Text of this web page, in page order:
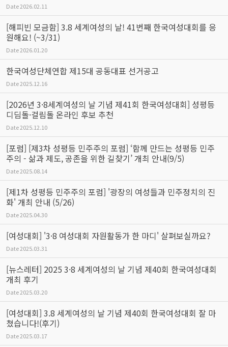
Date2026.02.11
[해피빈 모금함] 3.8 세계여성의 날! 41번째 한국여성대회를 응
원해요! (~3/31)
Date2026.01.20
한국여성단체연합 제15대 공동대표 선거공고
Date2025.12.16
[2026년 3·8세계여성의 날 기념 제41회 한국여성대회] 성평등
디딤돌·걸림돌 온라인 후보 추천
Date2025.12.10
[포럼] [제3차 성평등 민주주의 포럼] ‘함께 만드는 성평등 민주
주의 - 삶과 제도, 공존을 위한 길찾기’ 개최 안내(9/5)
Date2025.08.14
[제1차 성평등 민주주의 포럼] '광장의 여성들과 민주정치의 진
화' 개최 안내 (5/26)
Date2025.04.30
[여성대회] '3·8 여성대회 자원활동가 한 마디' 살펴보실까요?
Date2025.03.31
[뉴스레터] 2025 3·8 세계여성의 날 기념 제40회 한국여성대회
개최 후기
Date2025.03.20
[여성대회] 3.8 세계여성의 날 기념 제40회 한국여성대회 잘 마
쳤습니다!(후기)
Date2025.03.17